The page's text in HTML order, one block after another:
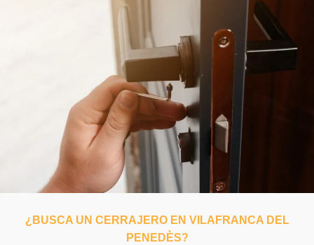
¿BUSCA UN CERRAJERO EN VILAFRANCA DEL
PENEDÈS?